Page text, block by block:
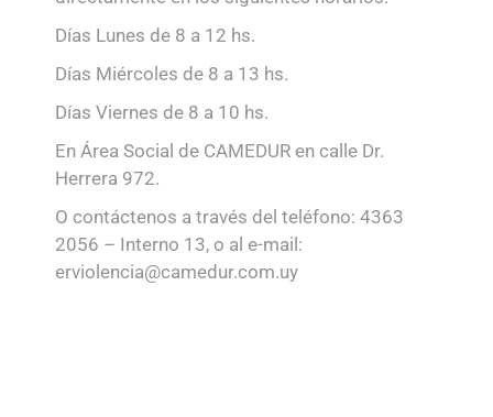
Días Lunes de 8 a 12 hs.
Días Miércoles de 8 a 13 hs.
Días Viernes de 8 a 10 hs.
En Área Social de CAMEDUR en calle Dr.
Herrera 972.
O contáctenos a través del teléfono:4363
2056 – Interno 13, o al e-mail:
erviolencia@camedur.com.uy